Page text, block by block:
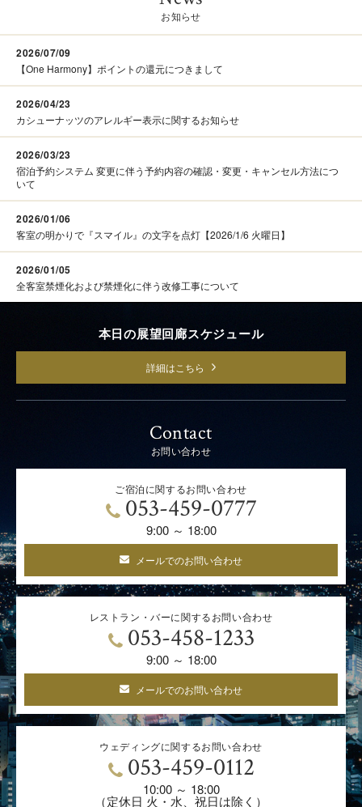
お知らせ
2026/07/09
【One Harmony】ポイントの還元につきまして
2026/04/23
カシューナッツのアレルギー表示に関するお知らせ
2026/03/23
宿泊予約システム 変更に伴う予約内容の確認・変更・キャンセル方法につ
いて
2026/01/06
客室の明かりで『スマイル』の文字を点灯【2026/1/6 火曜日】
2026/01/05
全客室禁煙化および禁煙化に伴う改修工事について
本日の展望回廊スケジュール
詳細はこちら
Contact
お問い合わせ
ご宿泊に関するお問い合わせ
053-459-0777
9:00 ～ 18:00
メールでのお問い合わせ
レストラン・バーに関するお問い合わせ
053-458-1233
9:00 ～ 18:00
メールでのお問い合わせ
ウェディングに関するお問い合わせ
053-459-0112
10:00 ～ 18:00
（定休日 火・水、祝日は除く）